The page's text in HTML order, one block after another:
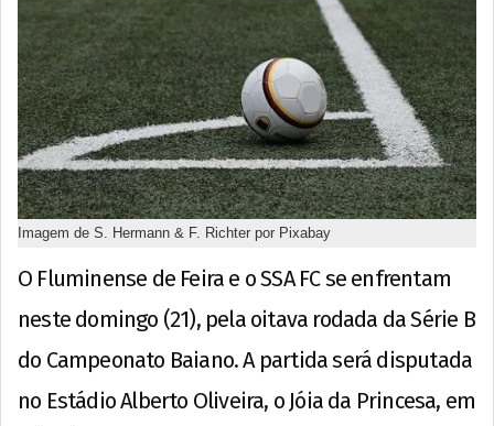
Imagem de S. Hermann & F. Richter por Pixabay
O Fluminense de Feira e o SSA FC se enfrentam
neste domingo (21), pela oitava rodada da Série B
do Campeonato Baiano. A partida será disputada
no Estádio Alberto Oliveira, o Jóia da Princesa, em